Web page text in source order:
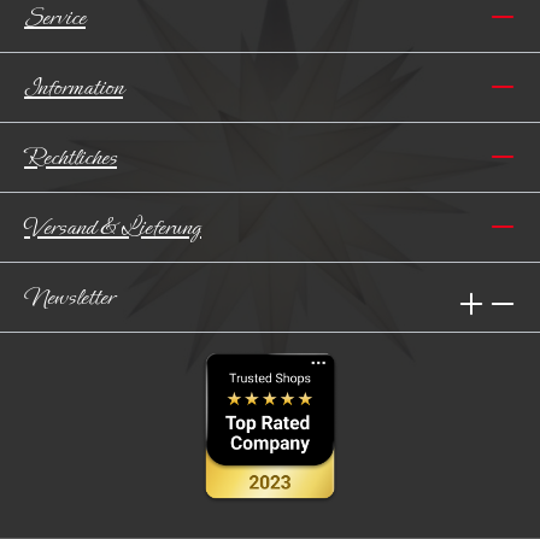
Service
Information
Rechtliches
Versand & Lieferung
Newsletter